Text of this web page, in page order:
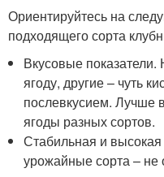
Ориентируйтесь на
подходящего сорта
Вкусовые
ягоду, другие – чуть
послевкусием. Лучше
ягоды разных сортов.
Стабильная и
урожайные сорта –